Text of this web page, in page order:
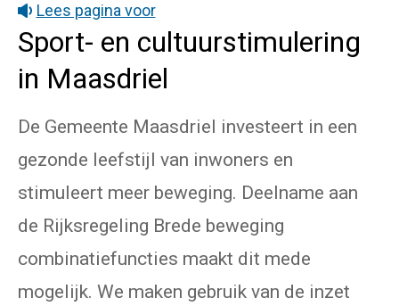
Lees pagina voor
Sport- en cultuurstimulering
in Maasdriel
De Gemeente Maasdriel investeert in een
gezonde leefstijl van inwoners en
stimuleert meer beweging. Deelname aan
de Rijksregeling Brede beweging
combinatiefuncties maakt dit mede
mogelijk. We maken gebruik van de inzet